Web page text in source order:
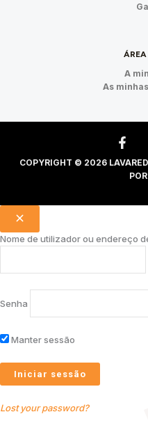
A
As
COPYRIGHT © 2026
POR
Nome de utilizador ou endereço
Senha
Manter sessão
Lost your password?